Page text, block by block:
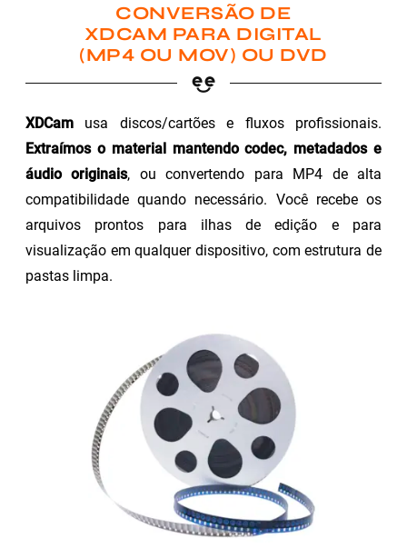
CONVERSÃO DE
XDCAM PARA DIGITAL
(MP4 OU MOV) OU DVD
XDCam usa discos/cartões e fluxos profissionais.
Extraímos o material mantendo codec, metadados e
áudio originais, ou convertendo para MP4 de alta
compatibilidade quando necessário. Você recebe os
arquivos prontos para ilhas de edição e para
visualização em qualquer dispositivo, com estrutura de
pastas limpa.